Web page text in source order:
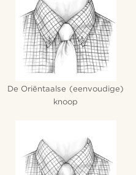
De Oriëntaalse (eenvoudige)
knoop